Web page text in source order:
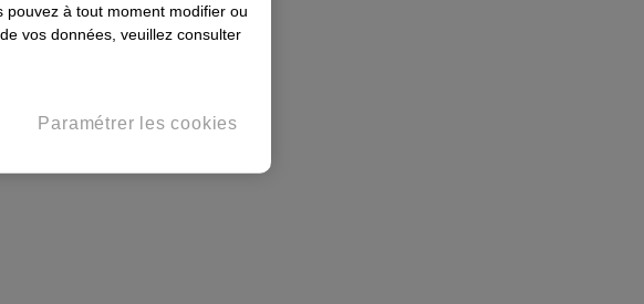
pouvez à tout moment modifier ou
vos données, veuillez consulter
Paramétrer les cookies